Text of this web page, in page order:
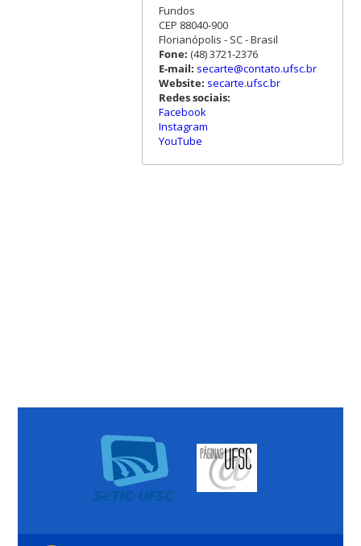
Fundos
CEP 88040-900
Florianópolis - SC - Brasil
Fone: (48) 3721-2376
E-mail: secarte@contato.ufsc.br
Website: secarte.ufsc.br
Redes sociais:
Facebook
Instagram
YouTube